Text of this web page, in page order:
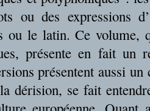
ou des expressions
ou le latin. Ce volume,
présente en fait un
présentent aussi
dérision, se fait